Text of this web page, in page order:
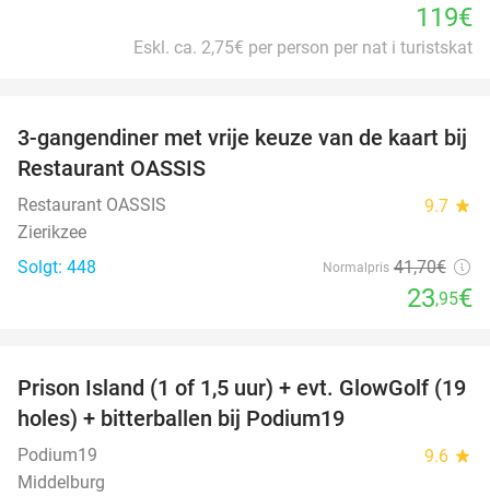
119€
Eskl. ca. 2,75€ per person per nat i turistskat
43%
3-gangendiner met vrije keuze van de kaart bij
Restaurant OASSIS
Restaurant OASSIS 9.7 star
Zierikzee
Solgt: 448
Normalpris 41,70€
23,95€
36%
Prison Island (1 of 1,5 uur) + evt. GlowGolf (19
holes) + bitterballen bij Podium19
Podium19 9.6 star
Middelburg